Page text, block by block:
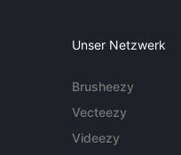
Unser Netzwerk
Brusheezy
Vecteezy
Videezy